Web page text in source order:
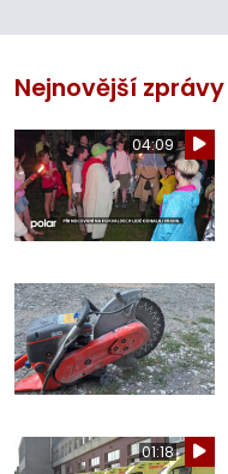
Nejnovější zprávy
04:09
01:18